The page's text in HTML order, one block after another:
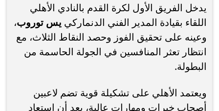
يدخل الفريق الأول لكرة القدم بالنادي الأهلي
اللقاء بقيادة المدير الفني الدنماركي يس توروب،
وعينه على تحقيق الفوز وحصد النقاط الثلاث، مع
انتظار تعثر المنافسين في الجولة الحاسمة من
البطولة.
ويعتمد الأهلي على تشكيلة قوية تضم لاعبين
أصحاب خبرات ومهارات عالية، بعد أن استعاد